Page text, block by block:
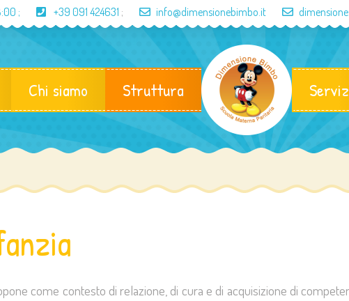
; +39 091 424631 ; info@dimensionebimbo.it
Chi siamo Struttura
come contesto di relazione, di cura e di acquisizione di